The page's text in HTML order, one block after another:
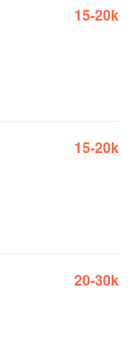
15-20k
15-20k
20-30k